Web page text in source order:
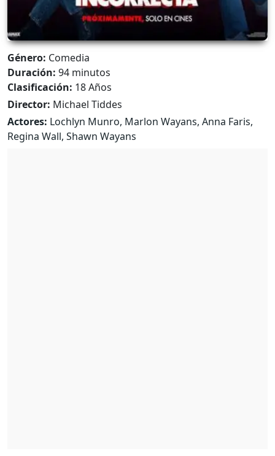
Género: Comedia
Duración: 94 minutos
Clasificación: 18 Años
Director: Michael Tiddes
Actores: Lochlyn Munro, Marlon Wayans, Anna Faris,
Regina Wall, Shawn Wayans